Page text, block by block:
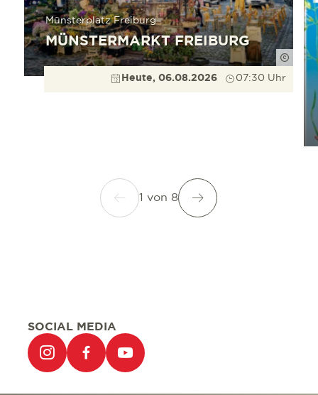
Münsterplatz Freiburg
MÜNSTERMARKT FREIBURG
Heute, 06.08.2026 07:30 Uhr
1 von 8
SOCIAL MEDIA